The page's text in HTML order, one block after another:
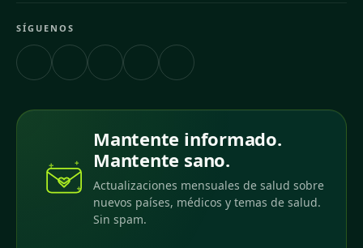
SÍGUENOS
Mantente informado.
Mantente sano.
Actualizaciones mensuales de salud sobre
nuevos países, médicos y temas de salud.
Sin spam.